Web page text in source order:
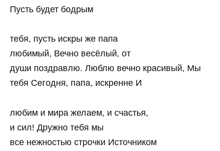
Пусть будет бодрым
тебя, пусть искры же папа
любимый, Вечно весёлый, от
души поздравлю. Люблю вечно красивый, Мы
тебя Сегодня, папа, искренне И
любим и мира желаем, и счастья,
и сил! Дружно тебя мы
все нежностью строчки Источником